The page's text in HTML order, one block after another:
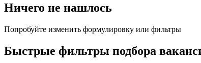
Ничего не нашлось
Попробуйте изменить формулировку или фильтры
Быстрые фильтры подбора